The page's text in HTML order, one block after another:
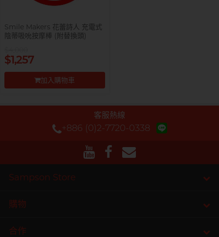
Smile Makers 花蕾詩人 充電式
陰蒂吸吮按摩棒 (附替換頭)
$1,257
加入購物車
客服熱線
+886 (0)2-7720-0338
Sampson Store
購物
合作